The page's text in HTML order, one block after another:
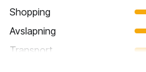
Shopping
Avslapning
Transport